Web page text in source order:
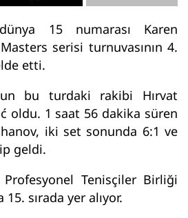
15 numarası Karen
serisi turnuvasının 4.
etti.
bu turdaki rakibi Hırvat
oldu. 1 saat 56 dakika süren
iki set sonunda 6:1 ve
geldi.
Profesyonel Tenisçiler Birliği
15. sırada yer alıyor.